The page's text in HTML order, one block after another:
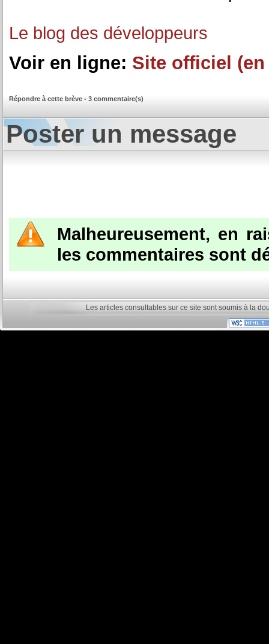
Le blog des développeurs
Voir en ligne: Site officiel
Répondre à cette brève - 3 commentaire(s)
Poster un message
Malheureusement, en
les commentaires sont
Les articles consultables sur ce site sont soumis à la